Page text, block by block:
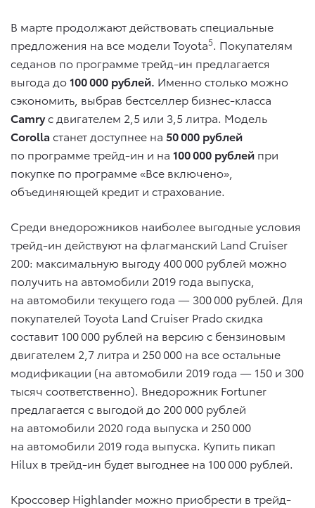
В марте продолжают действовать специальные
предложения на все модели Toyota5. Покупателям
седанов по программе трейд-ин предлагается
выгода до100 000 рублей. Именно столько можно
сэкономить, выбрав бестселлер бизнес-класса
Camryс двигателем 2,5 или 3,5 литра. Модель
Corolla станет доступнее на 50 000 рублей
по программе трейд-ин и на 100 000 рублей при
покупке по программе «Все включено»,
объединяющей кредит и страхование.
Среди внедорожников наиболее выгодные условия
трейд-ин действуют на флагманский Land Cruiser
200: максимальную выгоду 400 000 рублей можно
получить на автомобили 2019 года выпуска,
на автомобили текущего года — 300 000 рублей. Для
покупателей Toyota Land Cruiser Prado скидка
составит 100 000 рублей на версию с бензиновым
двигателем 2,7 литра и 250 000 на все остальные
модификации (на автомобили 2019 года — 150 и 300
тысяч соответственно). Внедорожник Fortuner
предлагается с выгодой до 200 000 рублей
на автомобили 2020 года выпуска и 250 000
на автомобили 2019 года выпуска. Купить пикап
Hilux в трейд-ин будет выгоднее на 100 000 рублей.
Кроссовер Highlander можно приобрести в трейд-